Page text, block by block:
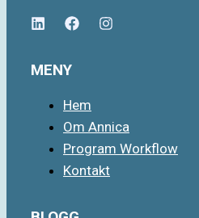
MENY
Hem
Om Annica
Program Workflow
Kontakt